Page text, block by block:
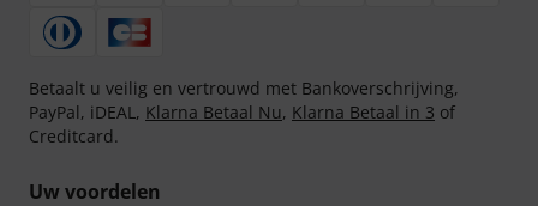
Betaalt u veilig en vertrouwd met Bankoverschrijving,
PayPal, iDEAL, Klarna Betaal Nu, Klarna Betaal in 3 of
Creditcard.
Uw voordelen